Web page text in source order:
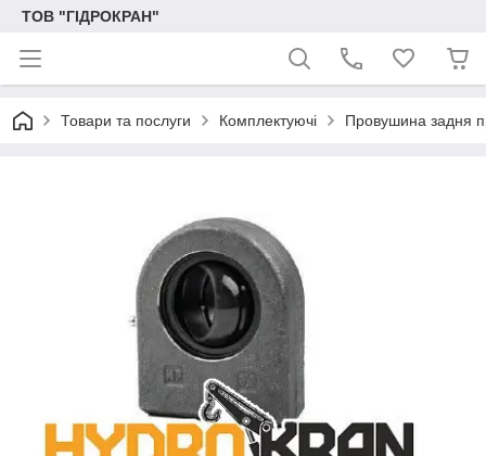
ТОВ "ГІДРОКРАН"
Товари та послуги Комплектуючі Провушина задня